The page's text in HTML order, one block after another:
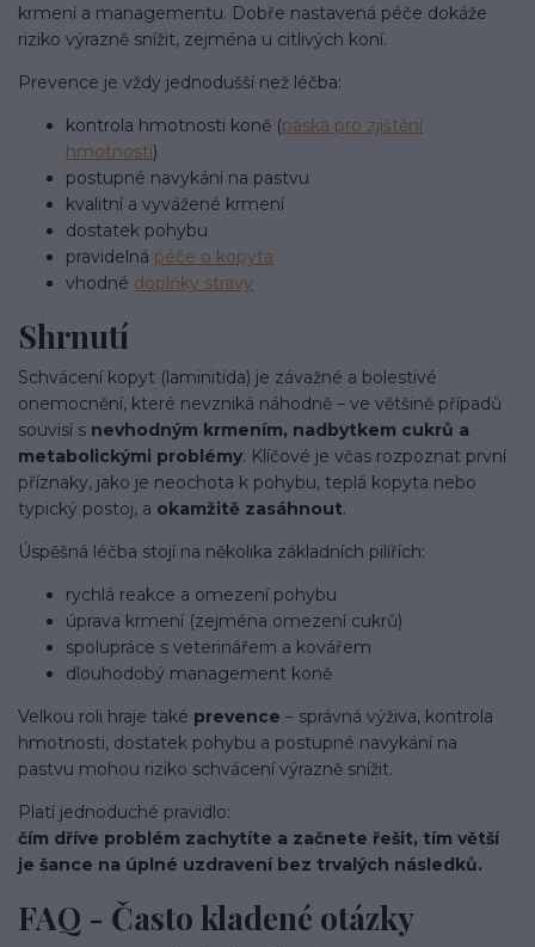
krmení a managementu. Dobře nastavená péče dokáže
riziko výrazně snížit, zejména u citlivých koní.
Prevence je vždy jednodušší než léčba:
kontrola hmotnosti koně (páska pro zjištění
hmotnosti)
postupné navykání na pastvu
kvalitní a vyvážené krmení
dostatek pohybu
pravidelná péče o kopyta
vhodné doplňky stravy
Shrnutí
Schvácení kopyt (laminitida) je závažné a bolestivé
onemocnění, které nevzniká náhodně – ve většině případů
souvisí s nevhodným krmením, nadbytkem cukrů a
metabolickými problémy. Klíčové je včas rozpoznat první
příznaky, jako je neochota k pohybu, teplá kopyta nebo
typický postoj, a okamžitě zasáhnout.
Úspěšná léčba stojí na několika základních pilířích:
rychlá reakce a omezení pohybu
úprava krmení (zejména omezení cukrů)
spolupráce s veterinářem a kovářem
dlouhodobý management koně
Velkou roli hraje také prevence – správná výživa, kontrola
hmotnosti, dostatek pohybu a postupné navykání na
pastvu mohou riziko schvácení výrazně snížit.
Platí jednoduché pravidlo:
čím dříve problém zachytíte a začnete řešit, tím větší
je šance na úplné uzdravení bez trvalých následků.
FAQ - Často kladené otázky